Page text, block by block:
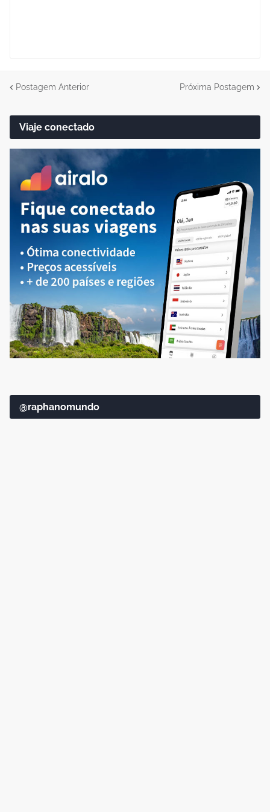
Postagem Anterior Próxima Postagem
Viaje conectado
@raphanomundo